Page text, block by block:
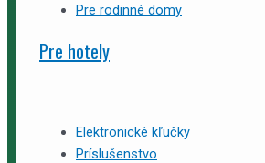
Pre rodinné domy
Pre hotely
Elektronické kľučky
Príslušenstvo